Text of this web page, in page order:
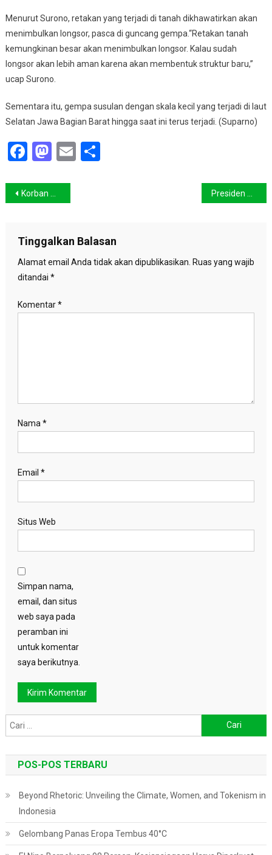
Menurut Surono, retakan yang terjadi di tanah dikhawatirkan akan
menimbulkan longsor, pasca di guncang gempa.“Retakan tanah
kemungkinan besar akan menimbulkan longsor. Kalau sudah
longsor akan lebih aman karena akan membentuk struktur baru,”
ucap Surono.
Sementara itu, gempa susulan dengan skala kecil yang terjadi di laut
Selatan Jawa Bagian Barat hingga saat ini terus terjadi. (Suparno)
Facebook
Mastodon
EmailShare
Navigasi
Korban Gempa Bertambah Jadi 57 Orang
Tinggalkan Balasan
Alamat email Anda tidak akan dipublikasikan. Ruas yang wajib
ditandai *
Komentar*
Nama *
Email *
Situs Web
Simpan nama,
email, dan situs
web saya pada
peramban ini
untuk komentar
saya berikutnya.
untuk:
POS-POS TERBARU
Beyond Rhetoric: Unveiling the Climate, Women, and Tokenism in
Indonesia
Gelombang Panas Eropa Tembus 40°C